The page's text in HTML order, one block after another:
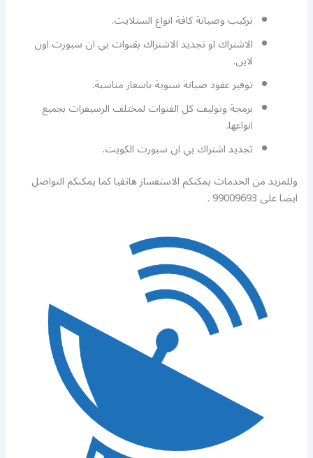
تركيب وصيانة كافة انواع الستلايت.
الاشتراك او تجديد الاشتراك بقنوات بي ان سبورت اون
لاين.
توفير عقود صيانة سنوية باسعار مناسبة.
برمجة وتوليف كل القنوات لمختلف الرسيفرات بجميع
انواعها.
تجديد اشتراك بي ان سبورت الكويت.
وللمزيد من الخدمات يمكنكم الاستفسار هاتفيا كما يمكنكم التواصل
ايضا على 99009693 .